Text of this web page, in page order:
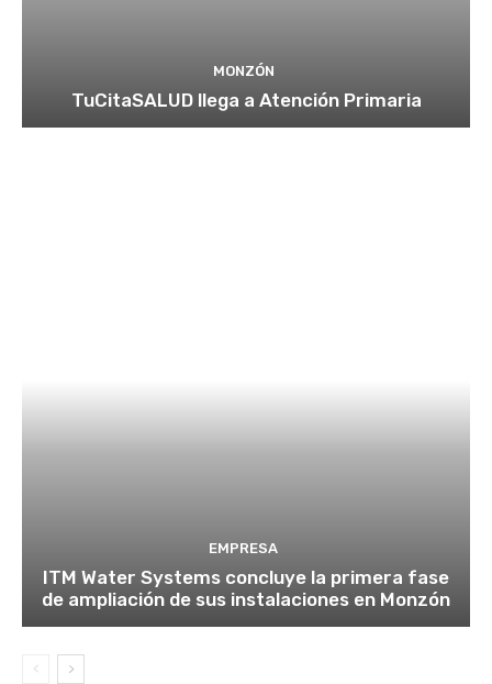
MONZÓN
TuCitaSALUD llega a Atención Primaria
EMPRESA
ITM Water Systems concluye la primera fase
de ampliación de sus instalaciones en Monzón